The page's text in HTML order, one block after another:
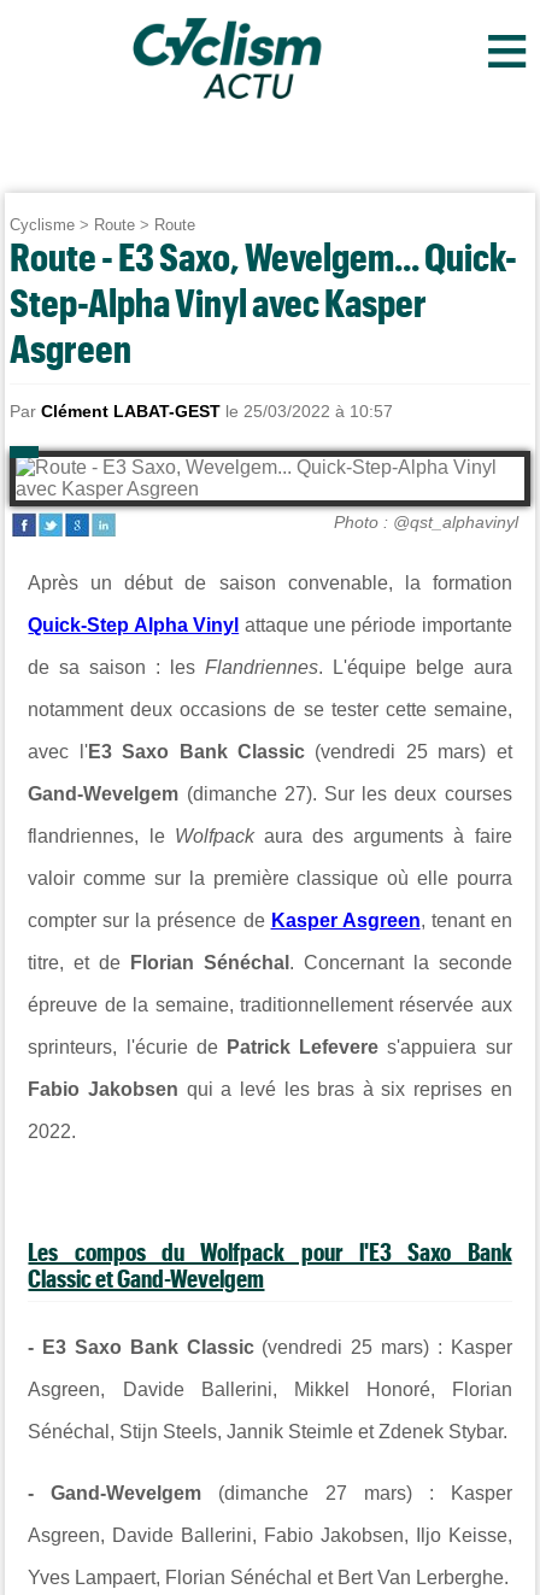
≡
Cyclisme > Route > Route
Route - E3 Saxo, Wevelgem... Quick-
Step-Alpha Vinyl avec Kasper
Asgreen
ParClément LABAT-GEST le 25/03/2022 à 10:57
Photo : @qst_alphavinyl
Après un début de saison convenable, la formation
Quick-Step Alpha Vinyl attaque une période importante
de sa saison : les Flandriennes. L'équipe belge aura
notamment deux occasions de se tester cette semaine,
avec l'E3 Saxo Bank Classic (vendredi 25 mars) et
Gand-Wevelgem (dimanche 27). Sur les deux courses
flandriennes, le Wolfpackaura des arguments à faire
valoir comme sur la première classique où elle pourra
compter sur la présence de Kasper Asgreen, tenant en
titre, et de Florian Sénéchal . Concernant la seconde
épreuve de la semaine, traditionnellement réservée aux
sprinteurs, l'écurie de Patrick Lefevere s'appuiera sur
Fabio Jakobsen qui a levé les bras à six reprises en
2022.
Les compos du Wolfpack pour l'E3 Saxo Bank
Classic et Gand-Wevelgem
- E3 Saxo Bank Classic (vendredi 25 mars) : Kasper
Asgreen, Davide Ballerini, Mikkel Honoré, Florian
Sénéchal, Stijn Steels, Jannik Steimle etZdenek Stybar.
-Gand-Wevelgem (dimanche 27 mars) : Kasper
Asgreen, Davide Ballerini, Fabio Jakobsen, Iljo Keisse,
Yves Lampaert, Florian Sénéchal et Bert Van Lerberghe.